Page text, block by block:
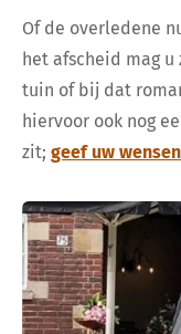
Of de overledene
het afscheid mag
tuin of bij dat
hiervoor ook nog
zit; geef uw